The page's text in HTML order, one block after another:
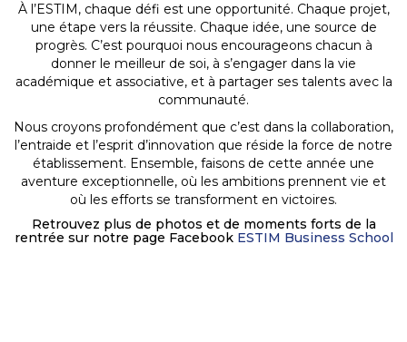
À l’ESTIM, chaque défi est une opportunité. Chaque projet,
une étape vers la réussite. Chaque idée, une source de
progrès. C’est pourquoi nous encourageons chacun à
donner le meilleur de soi, à s’engager dans la vie
académique et associative, et à partager ses talents avec la
communauté.
Nous croyons profondément que c’est dans la collaboration,
l’entraide et l’esprit d’innovation que réside la force de notre
établissement. Ensemble, faisons de cette année une
aventure exceptionnelle, où les ambitions prennent vie et
où les efforts se transforment en victoires.
Retrouvez plus de photos et de moments forts de la
rentrée sur notre page Facebook ESTIM Business School